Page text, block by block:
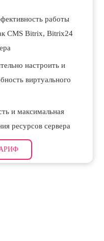
работы
CMS Bitrix, Bitrix24
настроить и
виртуального
и максимальная
ресурсов сервера